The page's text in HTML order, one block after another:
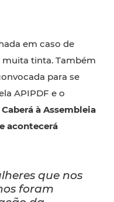
em caso de
tinta. Também
para se
APIPDF e o
Caberá à Assembleia
acontecerá
que nos
foram